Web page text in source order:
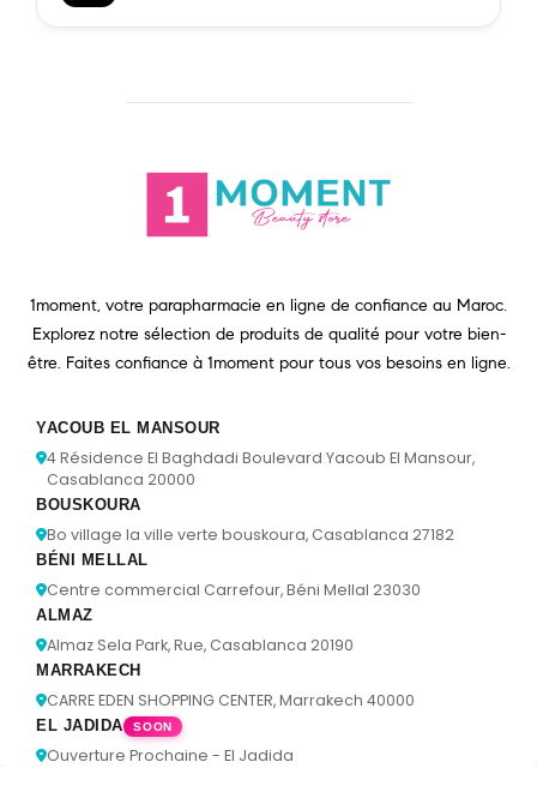
1moment, votre parapharmacie en ligne de confiance au Maroc.
Explorez notre sélection de produits de qualité pour votre bien-
être. Faites confiance à 1moment pour tous vos besoins en ligne.
YACOUB EL MANSOUR
4 Résidence El Baghdadi Boulevard Yacoub El Mansour,
Casablanca 20000
BOUSKOURA
Bo village la ville verte bouskoura, Casablanca 27182
BÉNI MELLAL
Centre commercial Carrefour, Béni Mellal 23030
ALMAZ
Almaz Sela Park, Rue, Casablanca 20190
MARRAKECH
CARRE EDEN SHOPPING CENTER, Marrakech 40000
EL JADIDA SOON
Ouverture Prochaine - El Jadida